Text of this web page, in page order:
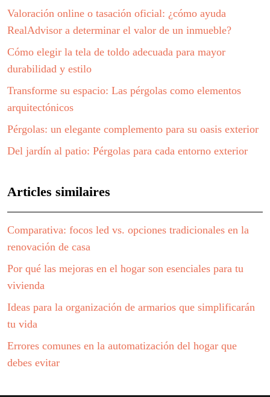
Valoración online o tasación oficial: ¿cómo ayuda
RealAdvisor a determinar el valor de un inmueble?
Cómo elegir la tela de toldo adecuada para mayor
durabilidad y estilo
Transforme su espacio: Las pérgolas como elementos
arquitectónicos
Pérgolas: un elegante complemento para su oasis exterior
Del jardín al patio: Pérgolas para cada entorno exterior
Articles similaires
Comparativa: focos led vs. opciones tradicionales en la
renovación de casa
Por qué las mejoras en el hogar son esenciales para tu
vivienda
Ideas para la organización de armarios que simplificarán
tu vida
Errores comunes en la automatización del hogar que
debes evitar